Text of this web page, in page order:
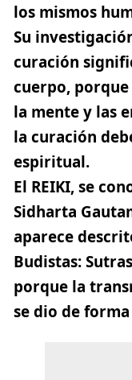
los mismos
Su
curación
cuerpo,
la mente y las
la curación
espiritual.
El REIKI, se
Sidharta
aparece
Budistas:
porque la
se dio de